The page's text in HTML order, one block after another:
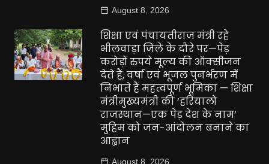
August 8, 2026
शिक्षा एवं पंचायतीराज मंत्री रहे
भीलवाड़ा जिले के दौरे पर—पेड़
करोड़ों रुपये मूल्य की ऑक्सीजन
देते हैं, वर्षा एवं भूजल पुनर्भरण में
निभाते हैं महत्वपूर्ण भूमिका — शिक्षा
मंत्रीमुख्यमंत्री की ‘हरियालो
राजस्थान—एक पेड़ देश के नाम’
मुहिम को जन-आंदोलन बनाने का
आह्वान
August 8, 2026